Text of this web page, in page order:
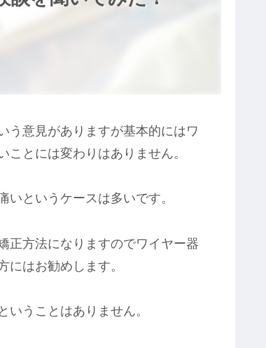
う意見がありますが基本的にはワ
とには変わりはありません。
というケースは多いです。
正方法になりますのでワイヤー器
はお勧めします。
うことはありません。